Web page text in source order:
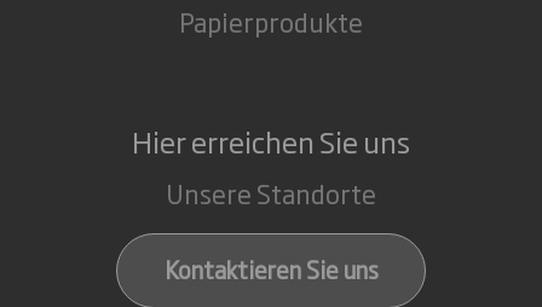
Papierprodukte
Hier erreichen Sie uns
Unsere Standorte
Kontaktieren Sie uns